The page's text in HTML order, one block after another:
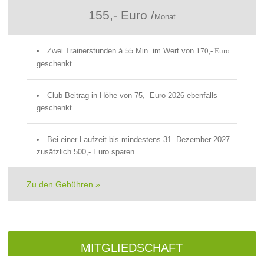
155,- Euro /Monat
Zwei Trainerstunden à 55 Min. im Wert von 170,- Euro
geschenkt
Club-Beitrag in Höhe von 75,- Euro 2026 ebenfalls
geschenkt
Bei einer Laufzeit bis mindestens 31. Dezember 2027
zusätzlich 500,‑ Euro sparen
Zu den Gebühren »
MITGLIEDSCHAFT